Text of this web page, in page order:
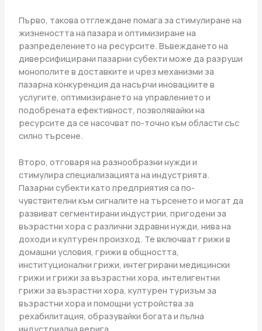
Първо, такова отглеждане помага за стимулиране на
жизнеността на пазара и оптимизиране на
разпределението на ресурсите. Въвеждането на
диверсифицирани пазарни субекти може да разруши
монополите в доставките и чрез механизми за
пазарна конкуренция да насърчи иновациите в
услугите, оптимизирането на управлението и
подобрената ефективност, позволявайки на
ресурсите да се насочват по-точно към области със
силно търсене.
Второ, отговаря на разнообразни нужди и
стимулира специализацията на индустрията.
Пазарни субекти като предприятия са по-
чувствителни към сигналите на търсенето и могат да
развиват сегментирани индустрии, пригодени за
възрастни хора с различни здравни нужди, нива на
доходи и културен произход. Те включват грижи в
домашни условия, грижи в общността,
институционални грижи, интегрирани медицински
грижи и грижи за възрастни хора, интелигентни
грижи за възрастни хора, културен туризъм за
възрастни хора и помощни устройства за
рехабилитация, образувайки богата и пълна